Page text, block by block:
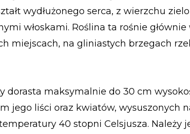
wydłużonego serca, z wierzchu
włoskami. Roślina ta rośnie
miejscach, na gliniastych brzegach
dorasta maksymalnie do 30 cm
jego liści oraz kwiatów, wysuszonych
40 stopni Celsjusza. Należy